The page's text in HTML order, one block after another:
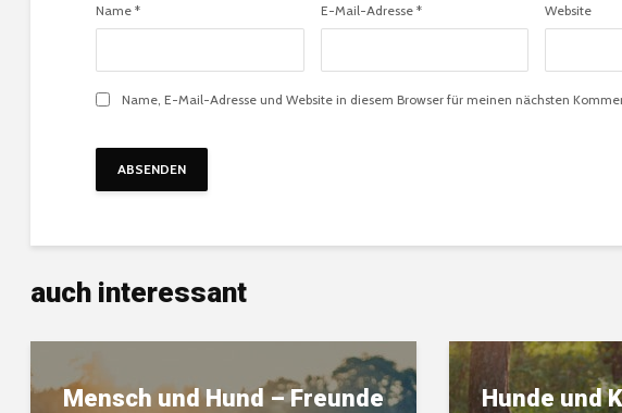
Name * E-Mail-Adresse * Website
Name, E-Mail-Adresse und Website in diesem Browser für meinen nächsten
auch interessant
Mensch und Hund – Freunde
Hunde und